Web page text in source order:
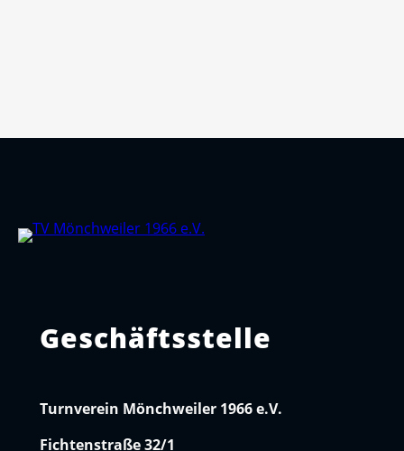
Geschäftsstelle
Turnverein Mönchweiler 1966 e.V.
Fichtenstraße 32/1